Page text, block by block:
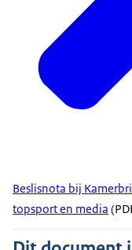
Beslisnota bij
topsport en media